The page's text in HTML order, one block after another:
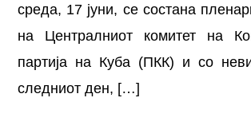
среда, 17 јуни, се состана
на Централниот комитет на
партија на Куба (ПКК) и со
следниот ден, […]